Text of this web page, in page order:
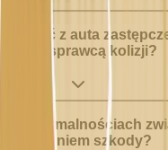
z auta
jestem sprawcą kolizji?
w formalnościach
zgłoszeniem szkody?